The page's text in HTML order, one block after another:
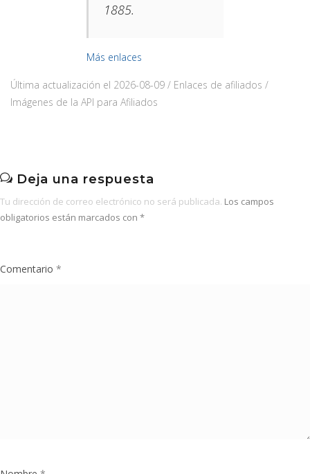
1885.​
Más enlaces
Última actualización el 2026-08-09 / Enlaces de afiliados /
Imágenes de la API para Afiliados
Deja una respuesta
Tu dirección de correo electrónico no será publicada. Los campos
obligatorios están marcados con *
Comentario *